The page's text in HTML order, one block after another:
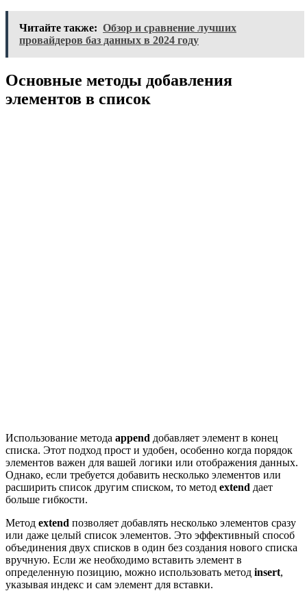
Читайте также: Обзор и сравнение лучших
провайдеров баз данных в 2024 году
Основные методы добавления
элементов в список
Использование метода append добавляет элемент в конец
списка. Этот подход прост и удобен, особенно когда порядок
элементов важен для вашей логики или отображения данных.
Однако, если требуется добавить несколько элементов или
расширить список другим списком, то метод extend дает
больше гибкости.
Метод extend позволяет добавлять несколько элементов сразу
или даже целый список элементов. Это эффективный способ
объединения двух списков в один без создания нового списка
вручную. Если же необходимо вставить элемент в
определенную позицию, можно использовать метод insert,
указывая индекс и сам элемент для вставки.